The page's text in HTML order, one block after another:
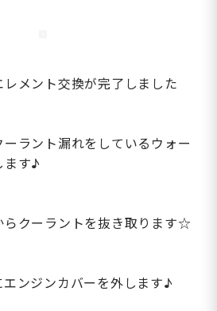
メント交換が完了しました
ーラント漏れをしているウォー
ます♪
らクーラントを抜き取ります☆
ンジンカバーを外します♪